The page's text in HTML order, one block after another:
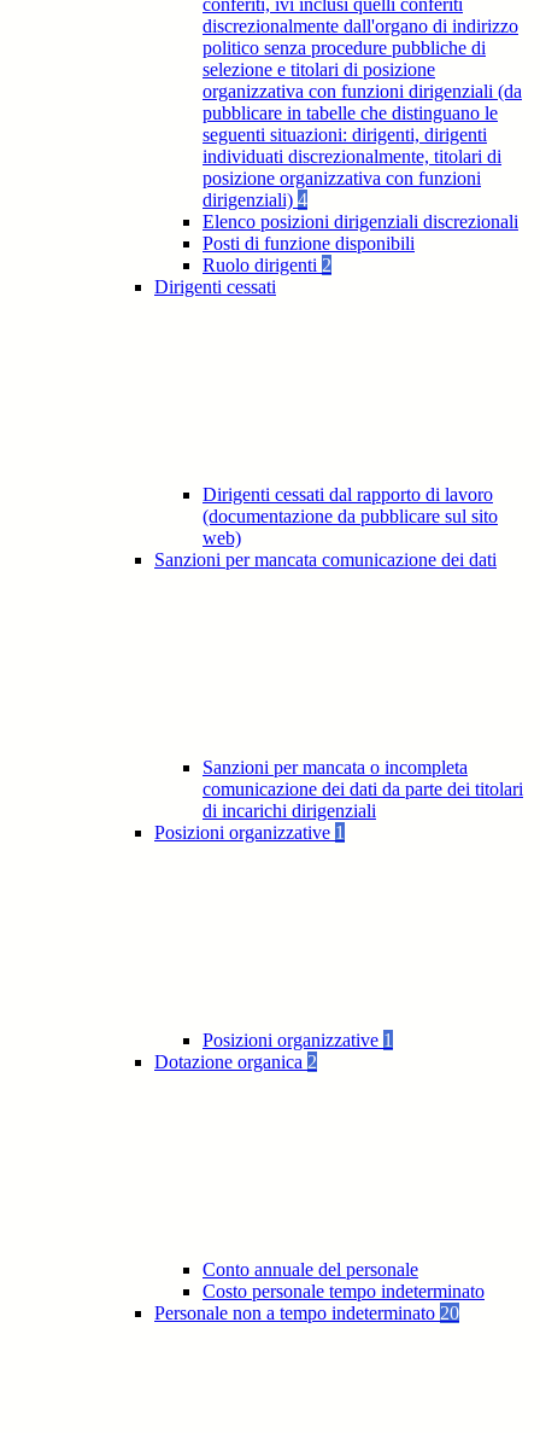
conferiti, ivi inclusi quelli conferiti
discrezionalmente dall'organo di indirizzo
politico senza procedure pubbliche di
selezione e titolari di posizione
organizzativa con funzioni dirigenziali (da
pubblicare in tabelle che distinguano le
seguenti situazioni: dirigenti, dirigenti
individuati discrezionalmente, titolari di
posizione organizzativa con funzioni
dirigenziali) 4
Elenco posizioni dirigenziali discrezionali
Posti di funzione disponibili
Ruolo dirigenti 2
Dirigenti cessati
Dirigenti cessati dal rapporto di lavoro
(documentazione da pubblicare sul sito
web)
Sanzioni per mancata comunicazione dei dati
Sanzioni per mancata o incompleta
comunicazione dei dati da parte dei titolari
di incarichi dirigenziali
Posizioni organizzative 1
Posizioni organizzative 1
Dotazione organica 2
Conto annuale del personale
Costo personale tempo indeterminato
Personale non a tempo indeterminato 20